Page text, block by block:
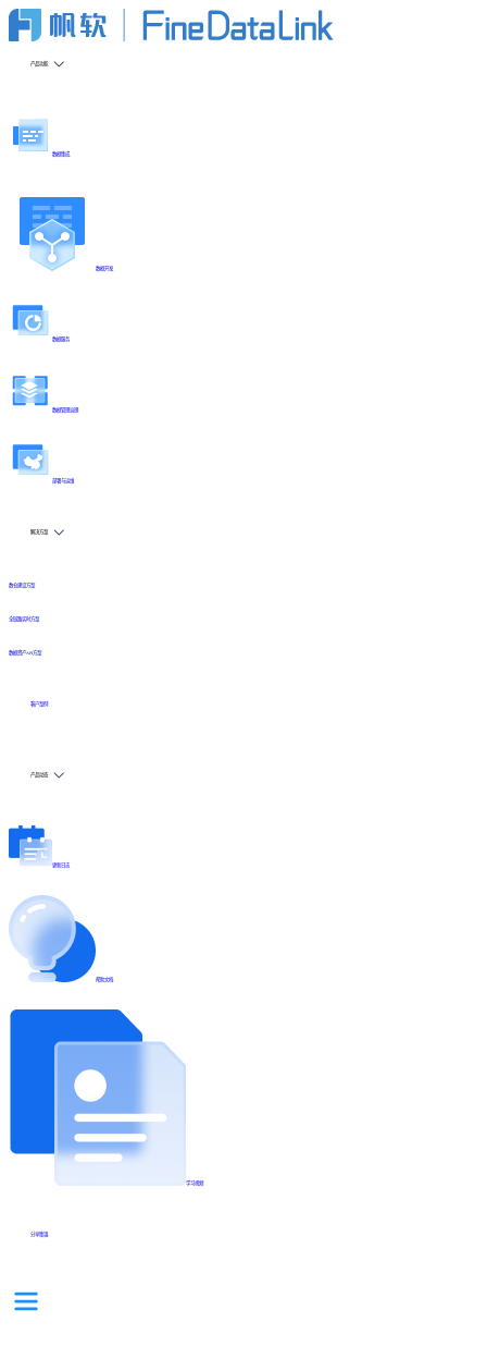
产品功能
数据集成
数据开发
数据服务
数据管理治理
部署与运维
解决方案
数仓建设方案
全链路实时方案
数据资产API方案
客户案例
产品动态
更新日志
帮助文档
学习视频
分享集锦